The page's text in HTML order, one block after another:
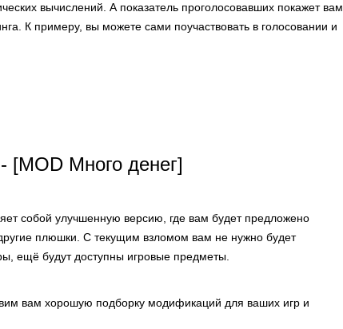
вычислений. А показатель проголосовавших покажет вам
К примеру, вы можете сами поучаствовать в голосовании и
[MOD Много денег]
собой улучшенную версию, где вам будет предложено
плюшки. С текущим взломом вам не нужно будет
ещё будут доступны игровые предметы.
вам хорошую подборку модификаций для ваших игр и